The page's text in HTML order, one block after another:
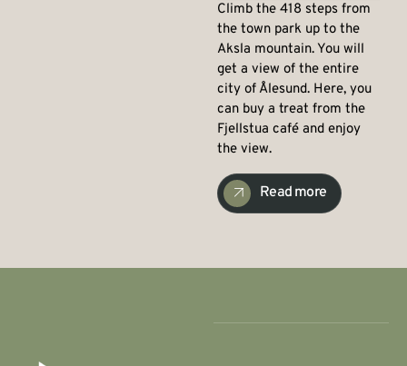
Climb the 418 steps from
the town park up to the
Aksla mountain. You will
get a view of the entire
city of Ålesund. Here, you
can buy a treat from the
Fjellstua café and enjoy
the view.
Read more